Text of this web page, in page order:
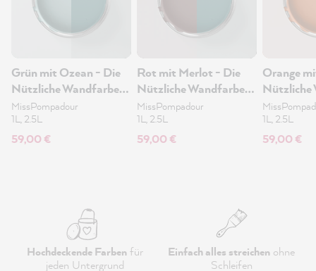
Grün mit Ozean - Die
Nützliche Wandfarbe
2.5L
MissPompadour
1L, 2.5L
59,00 €
Rot mit Merlot - Die
Nützliche Wandfarbe
2.5L
MissPompadour
1L, 2.5L
59,00 €
Orange
Nützliche
2.5L
1L, 2.5L
59,00 €
Hochdeckende Farbenfür
jeden Untergrund
Einfach alles streichen ohne
Schleifen